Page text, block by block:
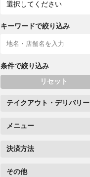
選択してください
キーワードで絞り込み
条件で絞り込み
リセット
テイクアウト・デリバリー
メニュー
決済方法
その他